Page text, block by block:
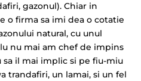
gazonul). Chiar in
o firma sa imi dea o cotatie
natural, cu unul
nu mai am chef de impins
sa il mai implic si pe fiu-miu
trandafiri, un lamai, si un fel